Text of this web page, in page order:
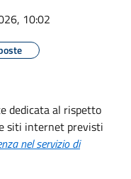
10:02
dedicata al rispetto
siti internet previsti
nel servizio di